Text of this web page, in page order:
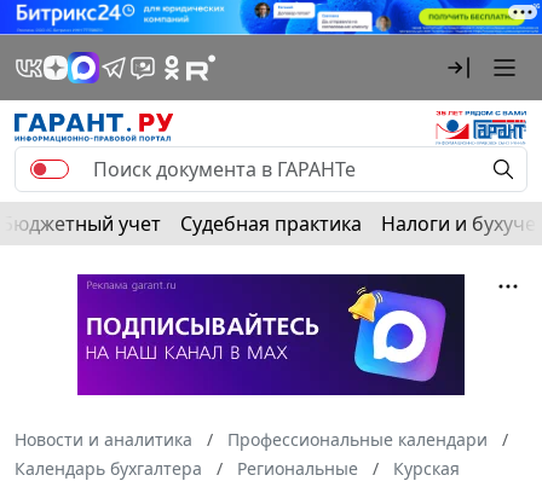
Бюджетный учет Судебная практика Налоги и
Новости и аналитика
Профессиональные календари
Календарь бухгалтера
Региональные
Курская